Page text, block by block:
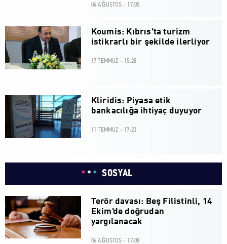
06 AĞUSTOS - 17:05
Koumis: Kıbrıs'ta turizm
istikrarlı bir şekilde ilerliyor
17 TEMMUZ - 15:28
Kliridis: Piyasa etik
bankacılığa ihtiyaç duyuyor
11 TEMMUZ - 17:23
SOSYAL
Terör davası: Beş Filistinli, 14
Ekim'de doğrudan
yargılanacak
06 AĞUSTOS - 17:08